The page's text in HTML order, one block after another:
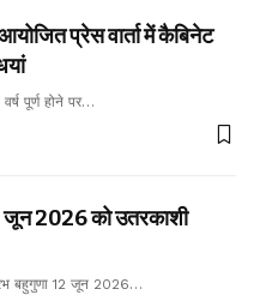
प्रेस वार्ता में कैबिनेट
पूर्ण होने पर…
जून 2026 को उतरकाशी
बहुगुणा 12 जून 2026…